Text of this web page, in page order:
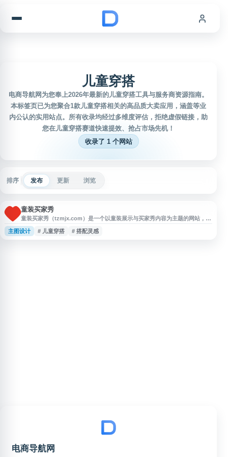
儿童穿搭
电商导航网为您奉上2026年最新的儿童穿搭工具与服务商资源指南。
本标签页已为您聚合1款儿童穿搭相关的高品质大卖应用，涵盖等业
内公认的实用站点。所有收录均经过多维度评估，拒绝虚假链接，助
您在儿童穿搭赛道快速提效、抢占市场先机！
收录了 1 个网站
排序 发布 更新 浏览
童装买家秀
童装买家秀（tzmjx.com）是一个以童装展示与买家秀内容为主题的网站，主
要提供儿童服装相关图片、穿搭参考和款式展示信息，方便用户了解童装搭配
效果、流行风格及实际穿着呈现。适合关注童装选购、儿童穿搭、童装店铺展
主图设计 # 儿童穿搭 # 搭配灵感
电商导航网